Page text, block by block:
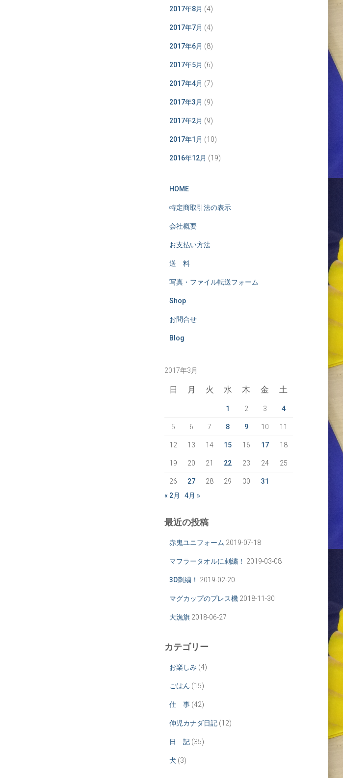
2017年8月 (4)
2017年7月 (4)
2017年6月 (8)
2017年5月 (6)
2017年4月 (7)
2017年3月 (9)
2017年2月 (9)
2017年1月 (10)
2016年12月 (19)
HOME
特定商取引法の表示
会社概要
お支払い方法
送 料
写真・ファイル転送フォーム
Shop
お問合せ
Blog
2017年3月
日 月 火 水 木 金 土
1 2 3 4
5 6 7 8 9 10 11
12 13 14 15 16 17 18
19 20 21 22 23 24 25
26 27 28 29 30
31
« 2月
4月 »
最近の投稿
赤鬼ユニフォーム 2019-07-18
マフラータオルに刺繍！ 2019-03-08
3D刺繍！ 2019-02-20
マグカップのプレス機 2018-11-30
大漁旗 2018-06-27
カテゴリー
お楽しみ (4)
ごはん (15)
仕 事(42)
伸児カナダ日記(12)
日 記(35)
犬 (3)